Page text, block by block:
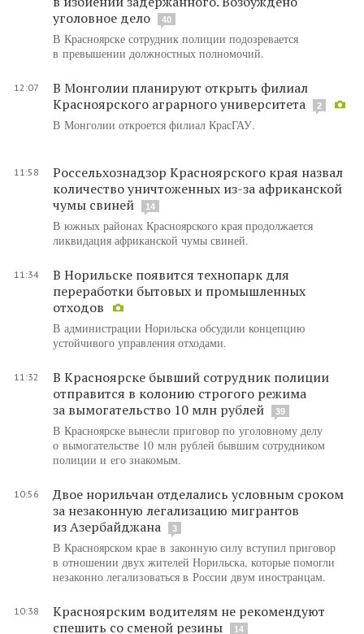
уголовное дело
40
В Красноярске сотрудник полиции подозревается
в превышении должностных полномочий.
12:07
В Монголии планируют открыть филиал
Красноярского аграрного университета
2
В Монголии откроется филиал КрасГАУ.
11:58
Россельхознадзор Красноярского края назвал
количество уничтоженных из-за африканской
чумы свиней
14
В южных районах Красноярского края продолжается
ликвидация африканской чумы свиней.
11:34
В Норильске появится технопарк для
переработки бытовых и промышленных
отходов
В администрации Норильска обсудили концепцию
устойчивого управления отходами.
11:32
В Красноярске бывший сотрудник полиции
отправится в колонию строгого режима
за вымогательство 10 млн рублей
39
В Красноярске вынесли приговор по уголовному делу
о вымогательстве 10 млн рублей бывшим сотрудником
полиции и его знакомым.
10:56
Двое норильчан отделались условным сроком
за незаконную легализацию мигрантов
из Азербайджана
3
В Красноярском крае в законную силу вступил приговор
в отношении двух жителей Норильска, которые помогли
незаконно легализоваться в России двум иностранцам.
10:38
Красноярским водителям не рекомендуют
спешить со сменой резины
14